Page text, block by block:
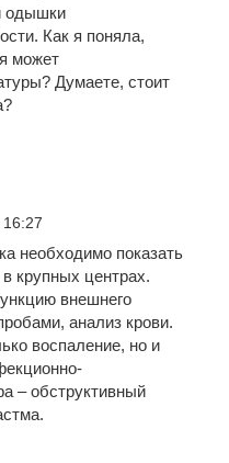
одышки
Как я поняла,
может
Думаете, стоит
необходимо показать
крупных центрах.
внешнего
анализ крови.
воспаление, но и
– обструктивный